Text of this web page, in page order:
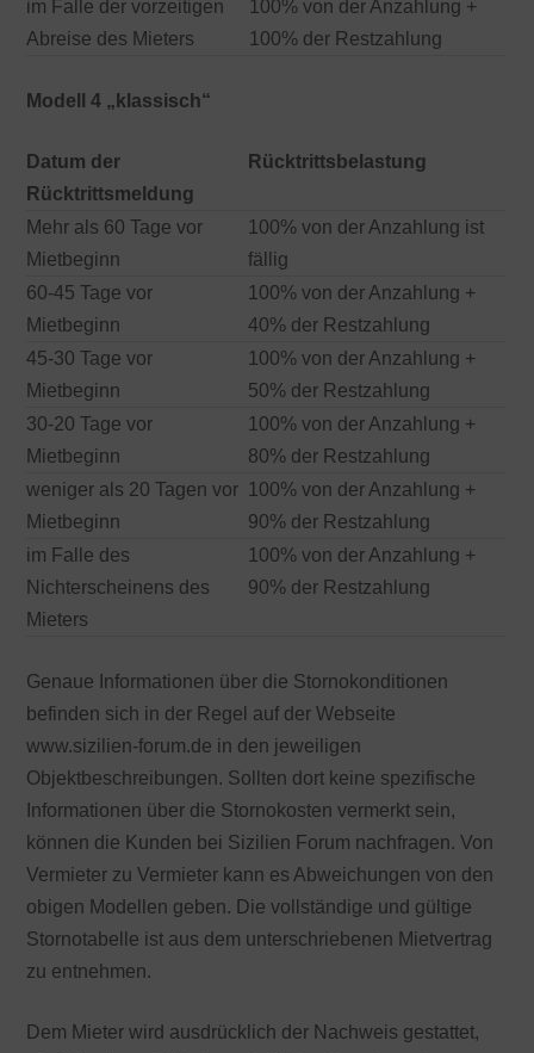
im Falle der vorzeitigen
Abreise des Mieters
100% von der Anzahlung +
100% der Restzahlung
Modell 4 „klassisch“
Datum der
Rücktrittsmeldung
Rücktrittsbelastung
Mehr als 60 Tage vor
Mietbeginn
100% von der Anzahlung ist
fällig
60-45 Tage vor
Mietbeginn
100% von der Anzahlung +
40% der Restzahlung
45-30 Tage vor
Mietbeginn
100% von der Anzahlung +
50% der Restzahlung
30-20 Tage vor
Mietbeginn
100% von der Anzahlung +
80% der Restzahlung
weniger als 20 Tagen vor
Mietbeginn
100% von der Anzahlung +
90% der Restzahlung
im Falle des
Nichterscheinens des
Mieters
100% von der Anzahlung +
90% der Restzahlung
Genaue Informationen über die Stornokonditionen
befinden sich in der Regel auf der Webseite
www.sizilien-forum.de in den jeweiligen
Objektbeschreibungen. Sollten dort keine spezifische
Informationen über die Stornokosten vermerkt sein,
können die Kunden bei Sizilien Forum nachfragen. Von
Vermieter zu Vermieter kann es Abweichungen von den
obigen Modellen geben. Die vollständige und gültige
Stornotabelle ist aus dem unterschriebenen Mietvertrag
zu entnehmen.
Dem Mieter wird ausdrücklich der Nachweis gestattet,